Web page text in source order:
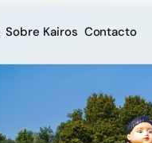
Sobre Kairos Contacto